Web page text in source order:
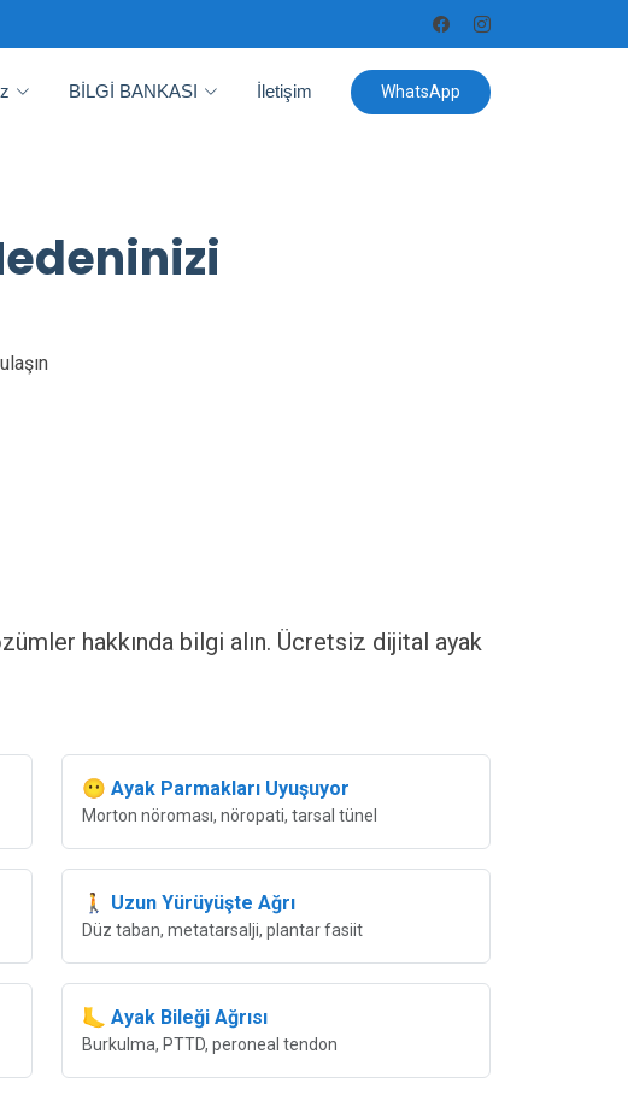
BİLGİ BANKASI İletişim WhatsApp
hakkında bilgi alın. Ücretsiz dijital ayak
😶 Ayak Parmakları Uyuşuyor
Morton nöroması, nöropati, tarsal tünel
🚶 Uzun Yürüyüşte Ağrı
Düz taban, metatarsalji, plantar fasiit
🦶 Ayak Bileği Ağrısı
Burkulma, PTTD, peroneal tendon